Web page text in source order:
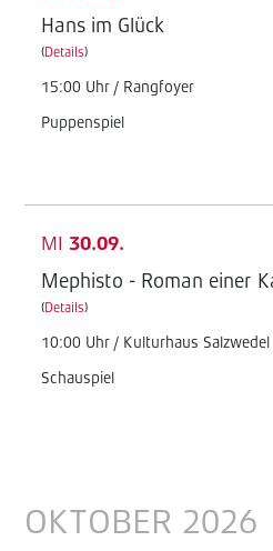
Hans im Glück
(Details)
15:00 Uhr / Rangfoyer
Puppenspiel
MI 30.09.
Mephisto - Roman einer
(Details)
10:00 Uhr / Kulturhaus Salzwedel
Schauspiel
OKTOBER 2026